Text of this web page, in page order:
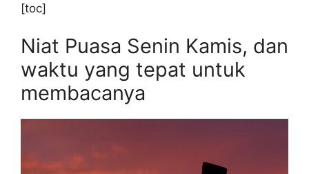
[toc]
Niat Puasa Senin Kamis, dan
waktu yang tepat untuk
membacanya